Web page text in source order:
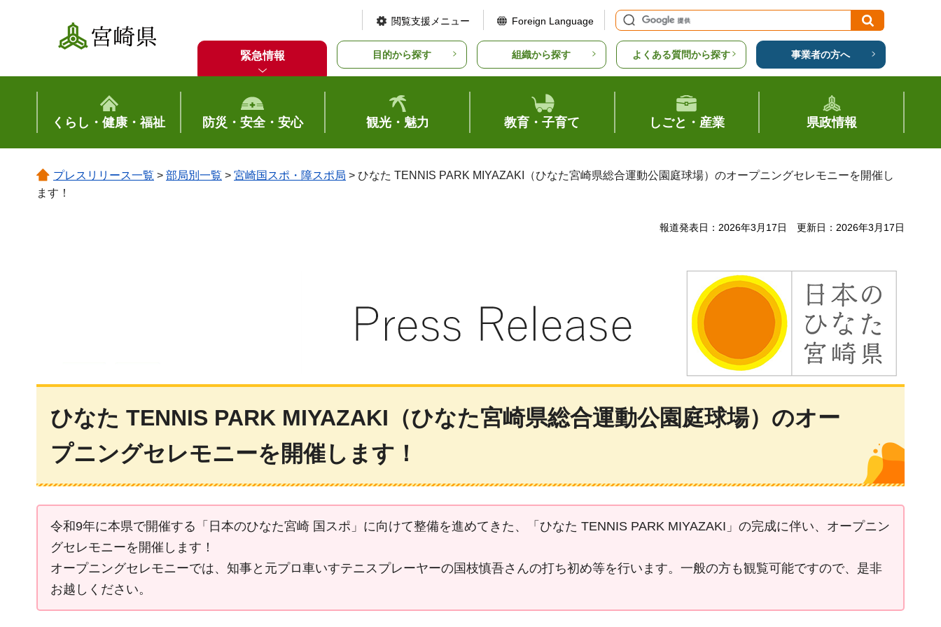
宮崎県
閲覧支援メニュー Foreign Language
緊急情報 目的から探す 組織から探す よくある質問から探す 事業者の方へ
くらし・健康・福祉 防災・安全・安心 観光・魅力 教育・子育て しごと・産業 県政情報
プレスリリース一覧 > 部局別一覧 > 宮崎国スポ・障スポ局 > ひなた TENNIS PARK MIYAZAKI（ひなた宮崎県総合運動公園庭球場）のオープニングセレモニーを開催し
ます！
報道発表日：2026年3月17日 更新日：2026年3月17日
ひなた TENNIS PARK MIYAZAKI（ひなた宮崎県総合運動公園庭球場）のオー
プニングセレモニーを開催します！
令和9年に本県で開催する「日本のひなた宮崎 国スポ」に向けて整備を進めてきた、「ひなた TENNIS PARK MIYAZAKI」の完成に伴い、オープニン
グセレモニーを開催します！
オープニングセレモニーでは、知事と元プロ車いすテニスプレーヤーの国枝慎吾さんの打ち初め等を行います。一般の方も観覧可能ですので、是非
お越しください。